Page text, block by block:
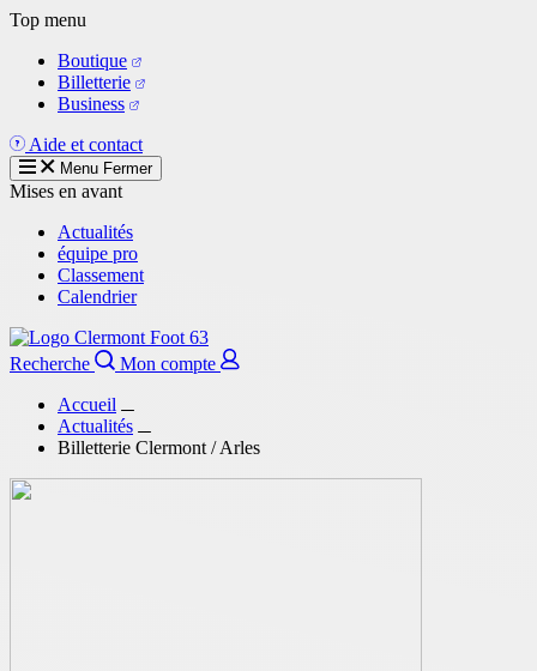
Aller
contenu
principal
Top menu
Boutique
Billetterie
Business
Aide et contact
Menu Fermer
Mises en avant
Actualités
équipe pro
Classement
Calendrier
Recherche
Mon compte
Accueil
Actualités
Billetterie Clermont / Arles